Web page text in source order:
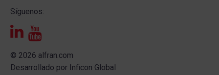
Síguenos:
© 2026 alfran.com
Desarrollado por Inficon Global